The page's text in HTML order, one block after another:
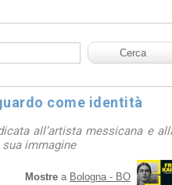
come identità
all’artista messicana e
immagine
Mostre a Bologna - BO